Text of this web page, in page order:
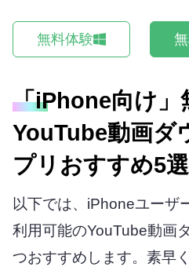
無料体験
「iPhone向け」
YouTube動画ダ
プリおすすめ5選
以下では、iPhoneユーザ
利用可能のYouTube動画
つおすすめします。素早